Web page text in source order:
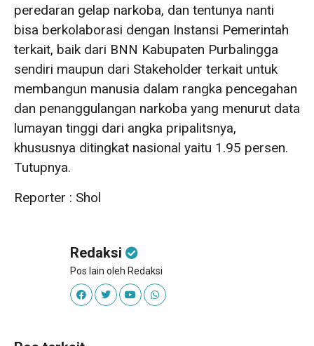
peredaran gelap narkoba, dan tentunya nanti
bisa berkolaborasi dengan Instansi Pemerintah
terkait, baik dari BNN Kabupaten Purbalingga
sendiri maupun dari Stakeholder terkait untuk
membangun manusia dalam rangka pencegahan
dan penanggulangan narkoba yang menurut data
lumayan tinggi dari angka pripalitsnya,
khususnya ditingkat nasional yaitu 1.95 persen.
Tutupnya.
Reporter : Shol
Redaksi
Pos lain oleh Redaksi